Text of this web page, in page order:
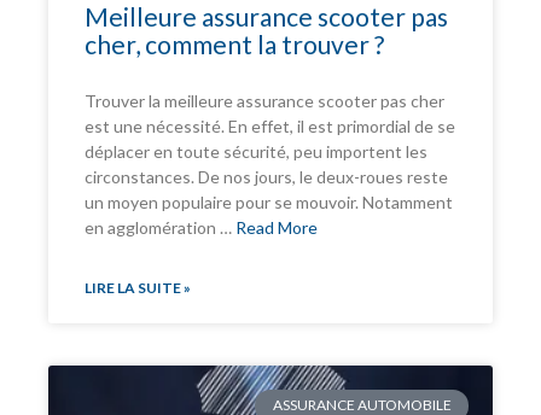
Meilleure assurance scooter pas
cher, comment la trouver ?
Trouver la meilleure assurance scooter pas cher
est une nécessité. En effet, il est primordial de se
déplacer en toute sécurité, peu importent les
circonstances. De nos jours, le deux-roues reste
un moyen populaire pour se mouvoir. Notamment
en agglomération … Read More
LIRE LA SUITE »
ASSURANCE AUTOMOBILE